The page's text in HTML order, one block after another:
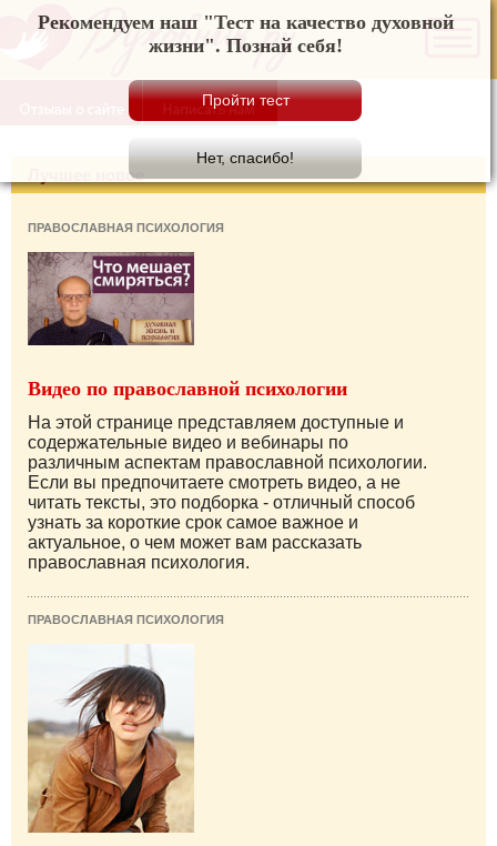
Рекомендуем наш "Тест на качество духовной
жизни". Познай себя!
Лучшее новое
ПРАВОСЛАВНАЯ ПСИХОЛОГИЯ
Видео по православной психологии
На этой странице представляем доступные и
содержательные видео и вебинары по
различным аспектам православной психологии.
Если вы предпочитаете смотреть видео, а не
читать тексты, это подборка - отличный способ
узнать за короткие срок самое важное и
актуальное, о чем может вам рассказать
православная психология.
ПРАВОСЛАВНАЯ ПСИХОЛОГИЯ